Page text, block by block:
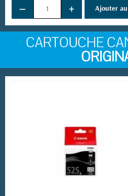
− + Ajouter
CARTOUCHE